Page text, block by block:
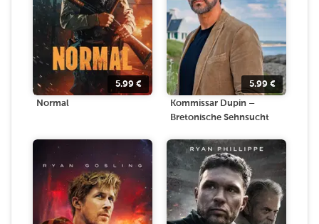
5.99 €
Normal
5.99 €
Kommissar Dupin –
Bretonische Sehnsucht